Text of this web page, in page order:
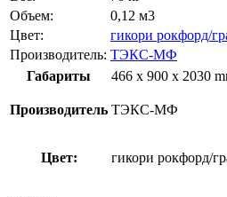
Объем:
0,12 м3
Цвет:
гикори рокфорд/
Производитель: ТЭКС-МФ
Габариты
466 x 900 x 2030
Производитель ТЭКС-МФ
Цвет: гикори рокфорд/